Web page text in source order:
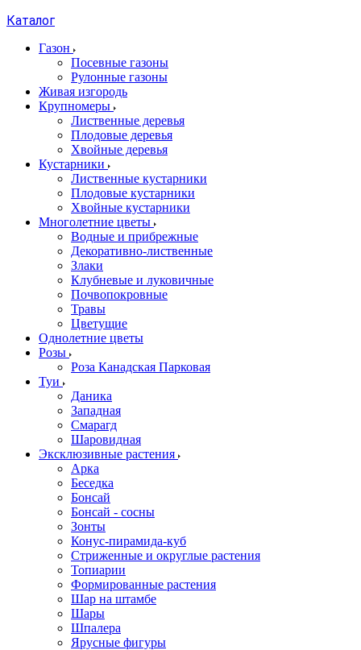
Каталог
Газон
Посевные газоны
Рулонные газоны
Живая изгородь
Крупномеры
Лиственные деревья
Плодовые деревья
Хвойные деревья
Кустарники
Лиственные кустарники
Плодовые кустарники
Хвойные кустарники
Многолетние цветы
Водные и прибрежные
Декоративно-лиственные
Злаки
Клубневые и луковичные
Почвопокровные
Травы
Цветущие
Однолетние цветы
Розы
Роза Канадская Парковая
Туи
Даника
Западная
Смарагд
Шаровидная
Эксклюзивные растения
Арка
Беседка
Бонсай
Бонсай - сосны
Зонты
Конус-пирамида-куб
Стриженные и округлые растения
Топиарии
Формированные растения
Шар на штамбе
Шары
Шпалера
Ярусные фигуры